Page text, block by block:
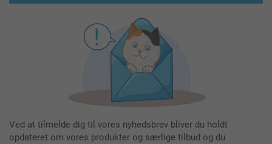
Ved at tilmelde dig til vores nyhedsbrev bliver du holdt
opdateret om vores produkter og særlige tilbud og du